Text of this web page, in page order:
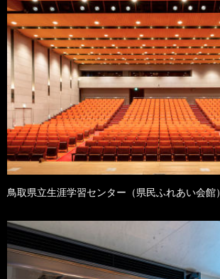
鳥取県立生涯学習センター（県民ふれあい会館）